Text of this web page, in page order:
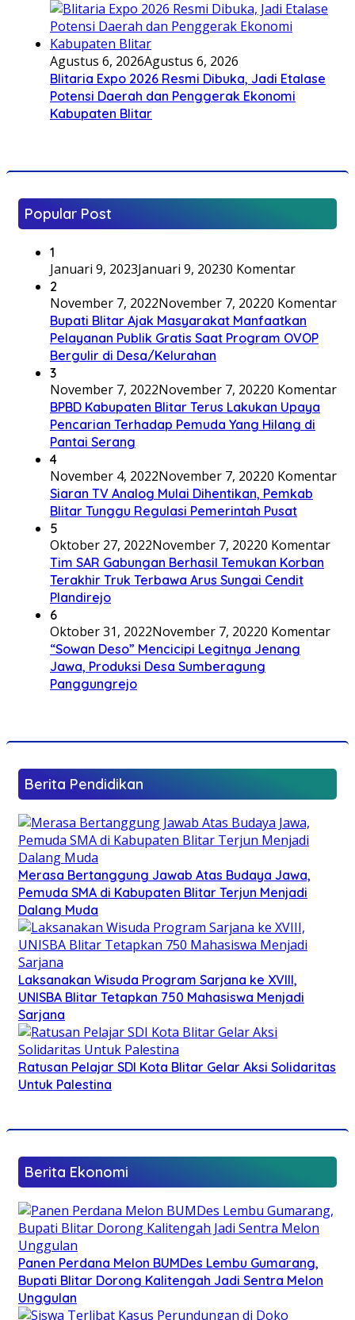
Agustus 6, 2026Agustus 6, 2026
Blitaria Expo 2026 Resmi Dibuka, Jadi Etalase
Potensi Daerah dan Penggerak Ekonomi
Kabupaten Blitar
Popular Post
1
Januari 9, 2023Januari 9, 20230 Komentar
2
November 7, 2022November 7, 20220 Komentar
Bupati Blitar Ajak Masyarakat Manfaatkan
Pelayanan Publik Gratis Saat Program OVOP
Bergulir di Desa/Kelurahan
3
November 7, 2022November 7, 20220 Komentar
BPBD Kabupaten Blitar Terus Lakukan Upaya
Pencarian Terhadap Pemuda Yang Hilang di
Pantai Serang
4
November 4, 2022November 7, 20220 Komentar
Siaran TV Analog Mulai Dihentikan, Pemkab
Blitar Tunggu Regulasi Pemerintah Pusat
5
Oktober 27, 2022November 7, 20220 Komentar
Tim SAR Gabungan Berhasil Temukan Korban
Terakhir Truk Terbawa Arus Sungai Cendit
Plandirejo
6
Oktober 31, 2022November 7, 20220 Komentar
“Sowan Deso” Mencicipi Legitnya Jenang
Jawa, Produksi Desa Sumberagung
Panggungrejo
Berita Pendidikan
Merasa Bertanggung Jawab Atas Budaya Jawa,
Pemuda SMA di Kabupaten Blitar Terjun Menjadi
Dalang Muda
Laksanakan Wisuda Program Sarjana ke XVIII,
UNISBA Blitar Tetapkan 750 Mahasiswa Menjadi
Sarjana
Ratusan Pelajar SDI Kota Blitar Gelar Aksi Solidaritas
Untuk Palestina
Berita Ekonomi
Panen Perdana Melon BUMDes Lembu Gumarang,
Bupati Blitar Dorong Kalitengah Jadi Sentra Melon
Unggulan